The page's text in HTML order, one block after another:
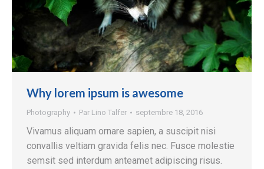
Why lorem ipsum is awesome
Photography Par Lino Talfer septembre 18, 2016
Vivamus aliquam ornare sapien, a suscipit nisi
convallis veltiam gravida felis nec. Fusce molestie
semsit sed interdum anteamet adipiscing risus.